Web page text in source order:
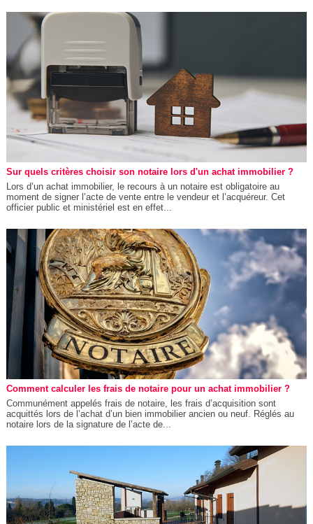
Sur quels critères choisir son notaire lors d'un achat immobilier ?
Lors d’un achat immobilier, le recours à un notaire est obligatoire au
moment de signer l’acte de vente entre le vendeur et l’acquéreur. Cet
officier public et ministériel est en effet...
Comment calculer les frais de notaire pour un achat immobilier ?
Communément appelés frais de notaire, les frais d’acquisition sont
acquittés lors de l’achat d’un bien immobilier ancien ou neuf. Réglés au
notaire lors de la signature de l’acte de...